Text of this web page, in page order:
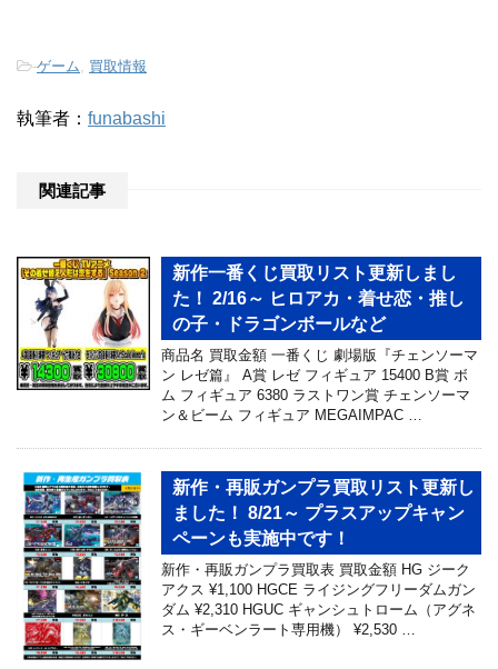
-ゲーム 買取情報
執筆者： funabashi
関連記事
新作一番くじ買取リスト更新しまし
た！ 2/16～ ヒロアカ・着せ恋・推し
の子・ドラゴンボールなど
商品名 買取金額 一番くじ 劇場版『チェンソーマ
ン レゼ篇』 A賞 レゼ フィギュア 15400 B賞 ボ
ム フィギュア 6380 ラストワン賞 チェンソーマ
ン＆ビーム フィギュア MEGAIMPAC …
新作・再販ガンプラ買取リスト更新し
ました！ 8/21～ プラスアップキャン
ペーンも実施中です！
新作・再販ガンプラ買取表 買取金額 HG ジーク
アクス ¥1,100 HGCE ライジングフリーダムガン
ダム ¥2,310 HGUC ギャンシュトローム（アグネ
ス・ギーベンラート専用機） ¥2,530 …